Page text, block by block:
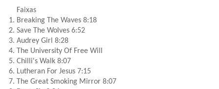
Faixas
1. Breaking The Waves 8:18
2. Save The Wolves 6:52
3. Audrey Girl 8:28
4. The University Of Free Will
5. Chilli's Walk 8:07
6. Lutheran For Jesus 7:15
7. The Great Smoking Mirror 8:07